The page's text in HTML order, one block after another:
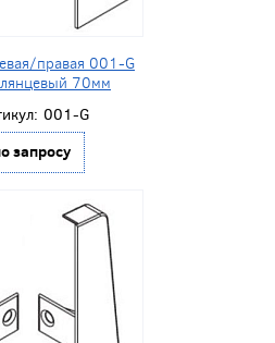
правая 001-G
70мм
001-G
запросу